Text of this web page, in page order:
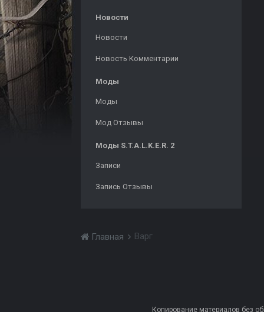
Новости
Новости
Новость Комментарии
Моды
Моды
Мод Отзывы
Моды S.T.A.L.K.E.R. 2
Записи
Запись Отзывы
Главная Варг
Копирование материалов без